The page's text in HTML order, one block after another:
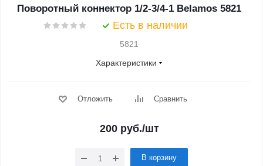
Поворотный коннектор 1/2-3/4-1 Belamos 5821
Есть в наличии
5821
Характеристики
Отложить Сравнить
200 руб./шт
В корзину